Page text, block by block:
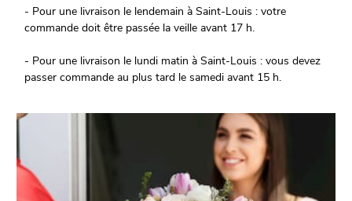
- Pour une livraison le lendemain à Saint-Louis : votre
commande doit être passée la veille avant 17 h.
- Pour une livraison le lundi matin à Saint-Louis : vous devez
passer commande au plus tard le samedi avant 15 h.